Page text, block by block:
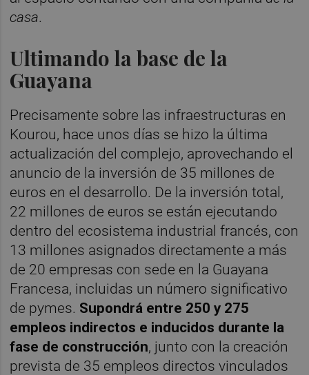
casa.
Ultimando la base de la
Guayana
Precisamente sobre las infraestructuras en
Kourou, hace unos días se hizo la última
actualización del complejo, aprovechando el
anuncio de la inversión de 35 millones de
euros en el desarrollo. De la inversión total,
22 millones de euros se están ejecutando
dentro del ecosistema industrial francés, con
13 millones asignados directamente a más
de 20 empresas con sede en la Guayana
Francesa, incluidas un número significativo
de pymes. Supondrá entre 250 y 275
empleos indirectos e inducidos durante la
fase de construcción, junto con la creación
prevista de 35 empleos directos vinculados